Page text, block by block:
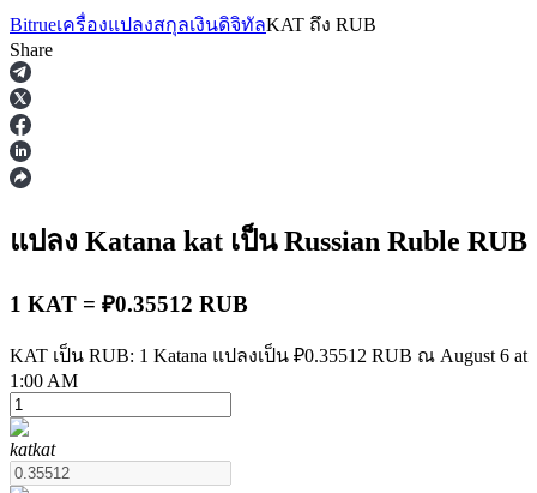
ฟิวเจอร์ส
ฟิวเจอร์สที่ใช้ USDT เป็นหลักประกัน
Bitrueเครื่องแปลงสกุลเงินดิจิทัลKAT ถึง RUB
Share
แปลง Katana kat เป็น Russian Ruble RUB
1 KAT = ₽0.35512 RUB
KAT เป็น RUB: 1 Katana แปลงเป็น ₽0.35512 RUB ณ August 6 at
1:00 AM
katkat